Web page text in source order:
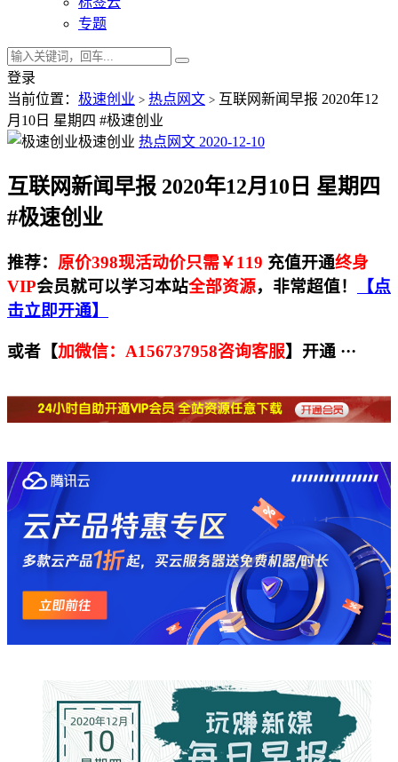
专题
登录
当前位置： 极速创业 > 热点网文 > 互联网新闻早报 2020年12
月10日 星期四 #极速创业
极速创业 热点网文 2020-12-10
互联网新闻早报 2020年12月10日 星期四
#极速创业
推荐： 原价398现活动价只需￥119 充值开通终身
VIP会员就可以学习本站全部资源，非常超值！
【点
击立即开通】
或者【加微信：A156737958咨询客服】开通 ···